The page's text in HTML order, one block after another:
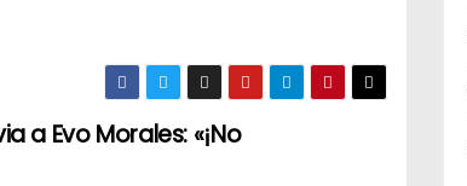
a Evo Morales: «¡No